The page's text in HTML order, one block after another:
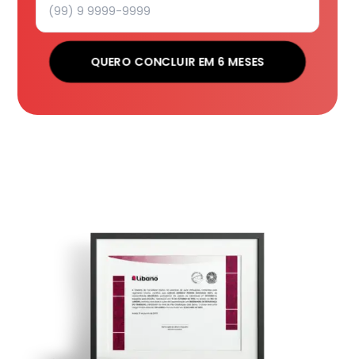
QUERO CONCLUIR EM 6 MESES